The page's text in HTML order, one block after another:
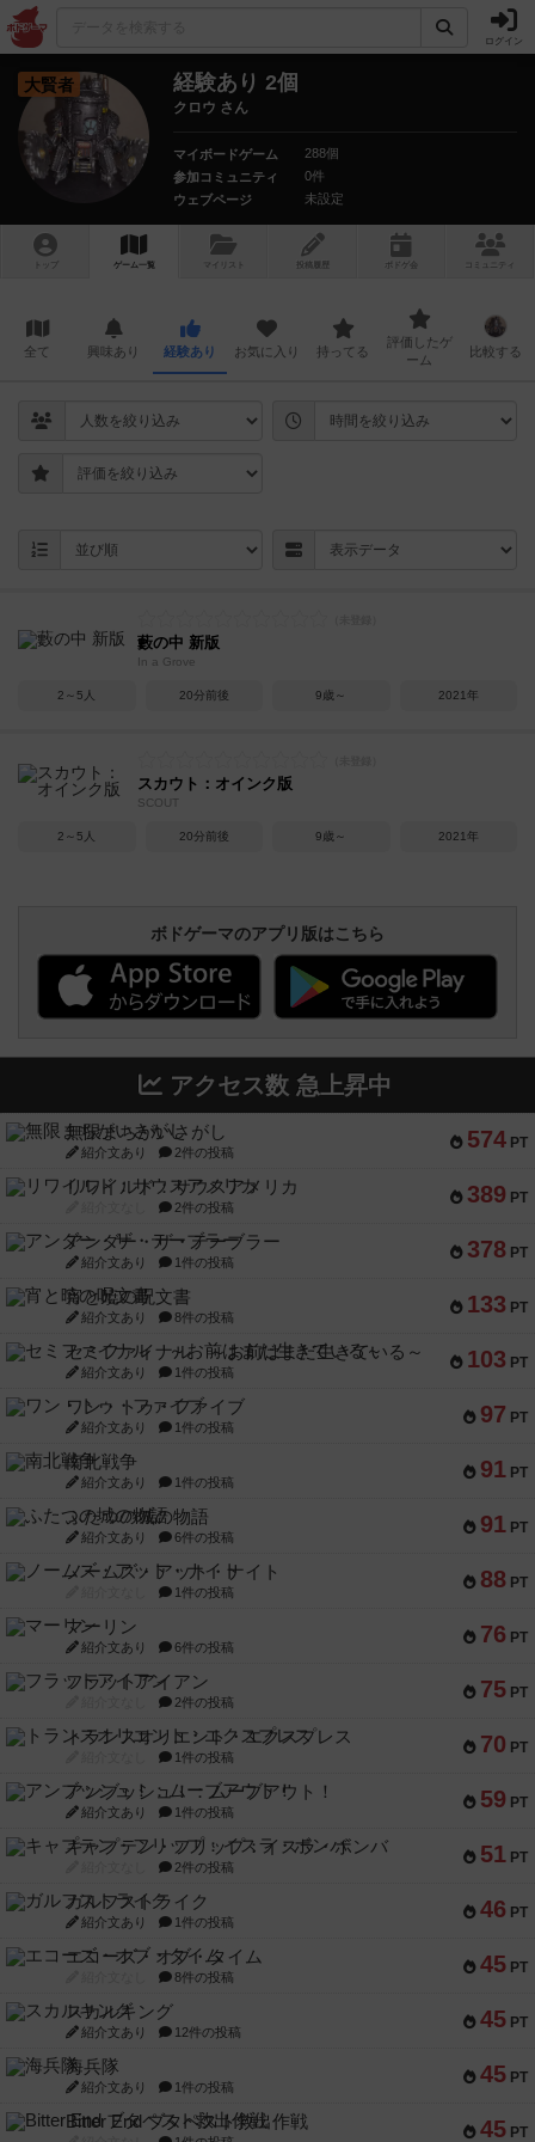
ログイン
大賢者 経験あり 2個
クロウ さん
マイボードゲーム
288個
参加コミュニティ
0件
ウェブページ
未設定
トップ ゲーム一覧 マイリスト 投稿履歴 ボ ドゲ コミュニティ
全て 興味あり 経験あり お気に入り 持ってる
評価したゲ
ーム
比較する
藪の中 新版
In a Grove
2～5人 20分前後 9歳～ 2021年
スカウト：オインク版
SCOUT
2～5人 20分前後 9歳～ 2021年
ボドゲーマのアプリ版はこちら
アクセス数 急上昇中
574 PT
無限まちがいさがし
紹介文あり 2件の投稿
389 PT
リワイルド：サウスアメリカ
2件の投稿
378 PT
アンダー・ザ・テーブラー
紹介文あり 1件の投稿
133 PT
宵と暁の呪文書
紹介文あり 8件の投稿
103 PT
セミファイナル ～お前はまだ生きている～
紹介文あり 1件の投稿
97 PT
ワン・トゥ・ファイブ
紹介文あり 1件の投稿
91 PT
南北戦争
紹介文あり 1件の投稿
91 PT
ふたつの城の物語
紹介文あり 6件の投稿
88 PT
ノームズ・アット・ナイト
1件の投稿
76 PT
マーリン
紹介文あり 6件の投稿
75 PT
フラットアイアン
2件の投稿
70 PT
トランスオリエント・エクスプレス
1件の投稿
59 PT
アンブッシュ！：ムーブアウト！
紹介文あり 1件の投稿
51 PT
キャプテン・フリップ：イスラ・ボンバ
2件の投稿
46 PT
ガルフストライク
紹介文あり 1件の投稿
45 PT
エコーズ・オブ・タイム
8件の投稿
45 PT
スカルキング
紹介文あり 12件の投稿
45 PT
海兵隊
紹介文あり 1件の投稿
45 PT
Bitter End ブタペスト救出作戦